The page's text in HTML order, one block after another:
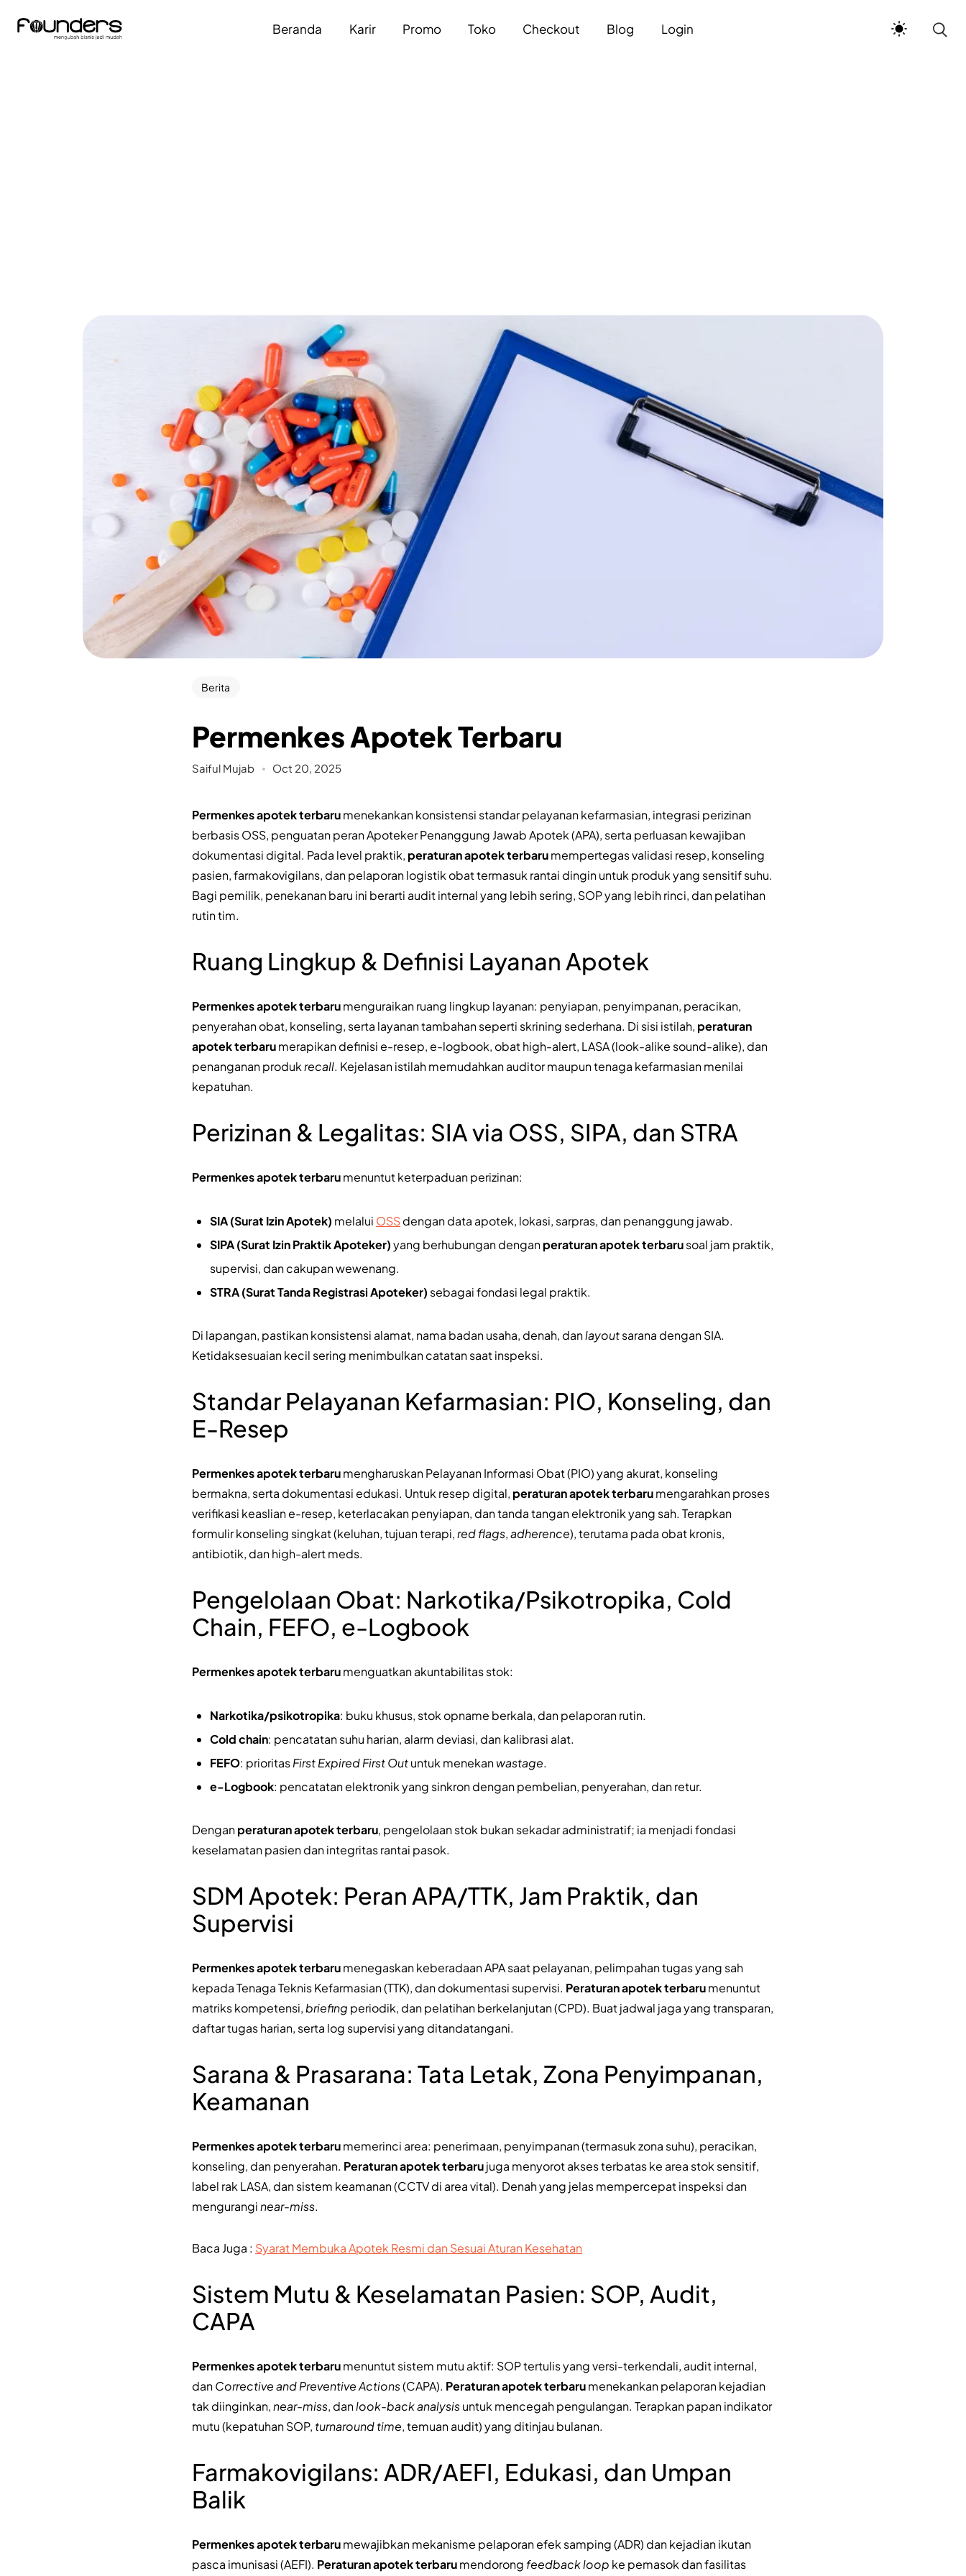
Beranda Karir Promo Toko Checkout Blog Login
Berita
Permenkes Apotek Terbaru
Saiful Mujab Oct 20, 2025
Permenkes apotek terbarumenekankan konsistensi standar pelayanan kefarmasian, integrasi perizinan
berbasis OSS, penguatan peran Apoteker Penanggung Jawab Apotek (APA), serta perluasan kewajiban
dokumentasi digital. Pada level praktik, peraturan apotek terbarumempertegas validasi resep, konseling
pasien, farmakovigilans, dan pelaporan logistik obat termasuk rantai dingin untuk produk yang sensitif suhu.
Bagi pemilik, penekanan baru ini berarti audit internal yang lebih sering, SOP yang lebih rinci, dan pelatihan
rutin tim.
Ruang Lingkup & Definisi Layanan Apotek
Permenkes apotek terbarumenguraikan ruang lingkup layanan: penyiapan, penyimpanan, peracikan,
penyerahan obat, konseling, serta layanan tambahan seperti skrining sederhana. Di sisi istilah, peraturan
apotek terbarumerapikan definisi e-resep, e-logbook, obat high-alert, LASA (look-alike sound-alike), dan
penanganan produkrecall. Kejelasan istilah memudahkan auditor maupun tenaga kefarmasian menilai
kepatuhan.
Perizinan & Legalitas: SIA via OSS, SIPA, dan STRA
Permenkes apotek terbarumenuntut keterpaduan perizinan:
SIA (Surat Izin Apotek) melalui OSSdengan data apotek, lokasi, sarpras, dan penanggung jawab.
SIPA (Surat Izin Praktik Apoteker)yang berhubungan denganperaturan apotek terbarusoal jam praktik,
supervisi, dan cakupan wewenang.
STRA (Surat Tanda Registrasi Apoteker) sebagai fondasi legal praktik.
Di lapangan, pastikan konsistensi alamat, nama badan usaha, denah, danlayoutsarana dengan SIA.
Ketidaksesuaian kecil sering menimbulkan catatan saat inspeksi.
Standar Pelayanan Kefarmasian: PIO, Konseling, dan
E-Resep
Permenkes apotek terbarumengharuskan Pelayanan Informasi Obat (PIO) yang akurat, konseling
bermakna, serta dokumentasi edukasi. Untuk resep digital, peraturan apotek terbarumengarahkan proses
verifikasi keaslian e-resep, keterlacakan penyiapan, dan tanda tangan elektronik yang sah. Terapkan
formulir konseling singkat (keluhan, tujuan terapi,red flags,adherence), terutama pada obat kronis,
antibiotik, dan high-alert meds.
Pengelolaan Obat: Narkotika/Psikotropika, Cold
Chain, FEFO, e-Logbook
Permenkes apotek terbarumenguatkan akuntabilitas stok:
Narkotika/psikotropika: buku khusus, stok opname berkala, dan pelaporan rutin.
Cold chain: pencatatan suhu harian, alarm deviasi, dan kalibrasi alat.
FEFO: prioritasFirst Expired First Outuntuk menekanwastage.
e-Logbook: pencatatan elektronik yang sinkron dengan pembelian, penyerahan, dan retur.
Denganperaturan apotek terbaru, pengelolaan stok bukan sekadar administratif; ia menjadi fondasi
keselamatan pasien dan integritas rantai pasok.
SDM Apotek: Peran APA/TTK, Jam Praktik, dan
Supervisi
Permenkes apotek terbarumenegaskan keberadaan APA saat pelayanan, pelimpahan tugas yang sah
kepada Tenaga Teknis Kefarmasian (TTK), dan dokumentasi supervisi. Peraturan apotek terbarumenuntut
matriks kompetensi,briefing periodik, dan pelatihan berkelanjutan (CPD). Buat jadwal jaga yang transparan,
daftar tugas harian, serta log supervisi yang ditandatangani.
Sarana & Prasarana: Tata Letak, Zona Penyimpanan,
Keamanan
Permenkes apotek terbarumemerinci area: penerimaan, penyimpanan (termasuk zona suhu), peracikan,
konseling, dan penyerahan. Peraturan apotek terbarujuga menyorot akses terbatas ke area stok sensitif,
label rak LASA, dan sistem keamanan (CCTV di area vital). Denah yang jelas mempercepat inspeksi dan
menguranginear-miss.
Baca Juga : Syarat Membuka Apotek Resmi dan Sesuai Aturan Kesehatan
Sistem Mutu & Keselamatan Pasien: SOP, Audit,
CAPA
Permenkes apotek terbarumenuntut sistem mutu aktif: SOP tertulis yang versi-terkendali, audit internal,
danCorrective and Preventive Actions(CAPA). Peraturan apotek terbarumenekankan pelaporan kejadian
tak diinginkan,near-miss, danlook-back analysisuntuk mencegah pengulangan. Terapkan papan indikator
mutu (kepatuhan SOP, turnaround time, temuan audit) yang ditinjau bulanan.
Farmakovigilans: ADR/AEFI, Edukasi, dan Umpan
Balik
Permenkes apotek terbarumewajibkan mekanisme pelaporan efek samping (ADR) dan kejadian ikutan
pasca imunisasi (AEFI). Peraturan apotek terbarumendorong feedback loop ke pemasok dan fasilitas